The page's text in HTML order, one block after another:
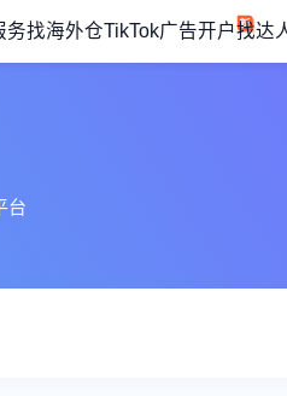
务找海外仓TikTok广告开户找达
台